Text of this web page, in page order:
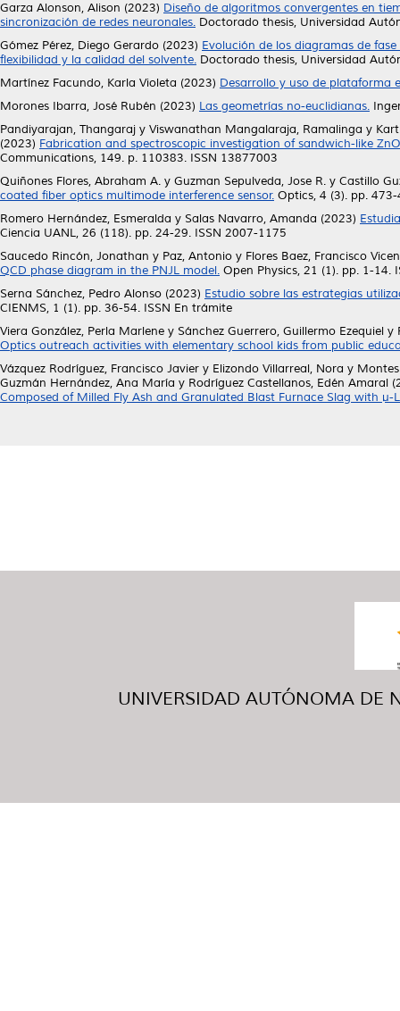
Garza Alonson, Alison (2023) Diseño de algoritmos convergentes en
sincronización de redes neuronales. Doctorado thesis, Universidad
Gómez Pérez, Diego Gerardo (2023) Evolución de los diagramas de
flexibilidad y la calidad del solvente. Doctorado thesis, Universidad
Martínez Facundo, Karla Violeta (2023) Desarrollo y uso de plataforma
Morones Ibarra, José Rubén (2023) Las geometrías no-euclidianas.
Pandiyarajan, Thangaraj y Viswanathan Mangalaraja, Ramalinga y
(2023) Fabrication and spectroscopic investigation of sandwich-like
Communications, 149. p. 110383. ISSN 13877003
Quiñones Flores, Abraham A. y Guzman Sepulveda, Jose R. y Castillo
coated fiber optics multimode interference sensor. Optics, 4 (3). pp.
Romero Hernández, Esmeralda y Salas Navarro, Amanda (2023)
Ciencia UANL, 26 (118). pp. 24-29. ISSN 2007-1175
Saucedo Rincón, Jonathan y Paz, Antonio y Flores Baez, Francisco
QCD phase diagram in the PNJL model. Open Physics, 21 (1). pp. 1-14.
Serna Sánchez, Pedro Alonso (2023) Estudio sobre las estrategias
CIENMS, 1 (1). pp. 36-54. ISSN En trámite
Viera González, Perla Marlene y Sánchez Guerrero, Guillermo Ezequiel y
Optics outreach activities with elementary school kids from public
Vázquez Rodríguez, Francisco Javier y Elizondo Villarreal, Nora y
Guzmán Hernández, Ana María y Rodríguez Castellanos, Edén Amaral
Composed of Milled Fly Ash and Granulated Blast Furnace Slag with µ-
UNIVERSIDAD AUTÓNOMA DE